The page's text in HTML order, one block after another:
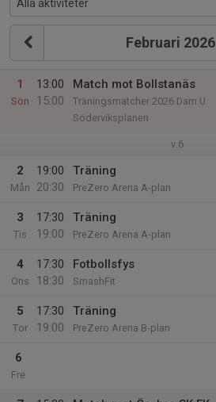
Februari 2026
1
Sön
13:00
15:00
Match mot Bollstanäs
Träningsmatcher 2026 Dam U
Söderviksplanen
v.6
2
Mån
19:00
20:30
Träning
PreZero Arena A-plan
3
Tis
17:30
19:00
Träning
PreZero Arena A-plan
4
Ons
17:30
18:30
Fotbollsfys
SmashFit
5
Tor
17:30
19:00
Träning
PreZero Arena B-plan
6
Fre